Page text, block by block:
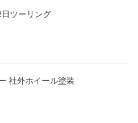
ツーリング
社外ホイール塗装